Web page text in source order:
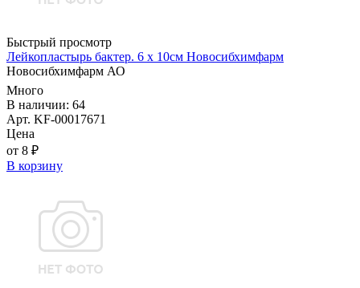
Быстрый просмотр
Лейкопластырь бактер. 6 х 10см Новосибхимфарм
Новосибхимфарм АО
Много
В наличии: 64
Арт. KF-00017671
Цена
от 8 ₽
В корзину